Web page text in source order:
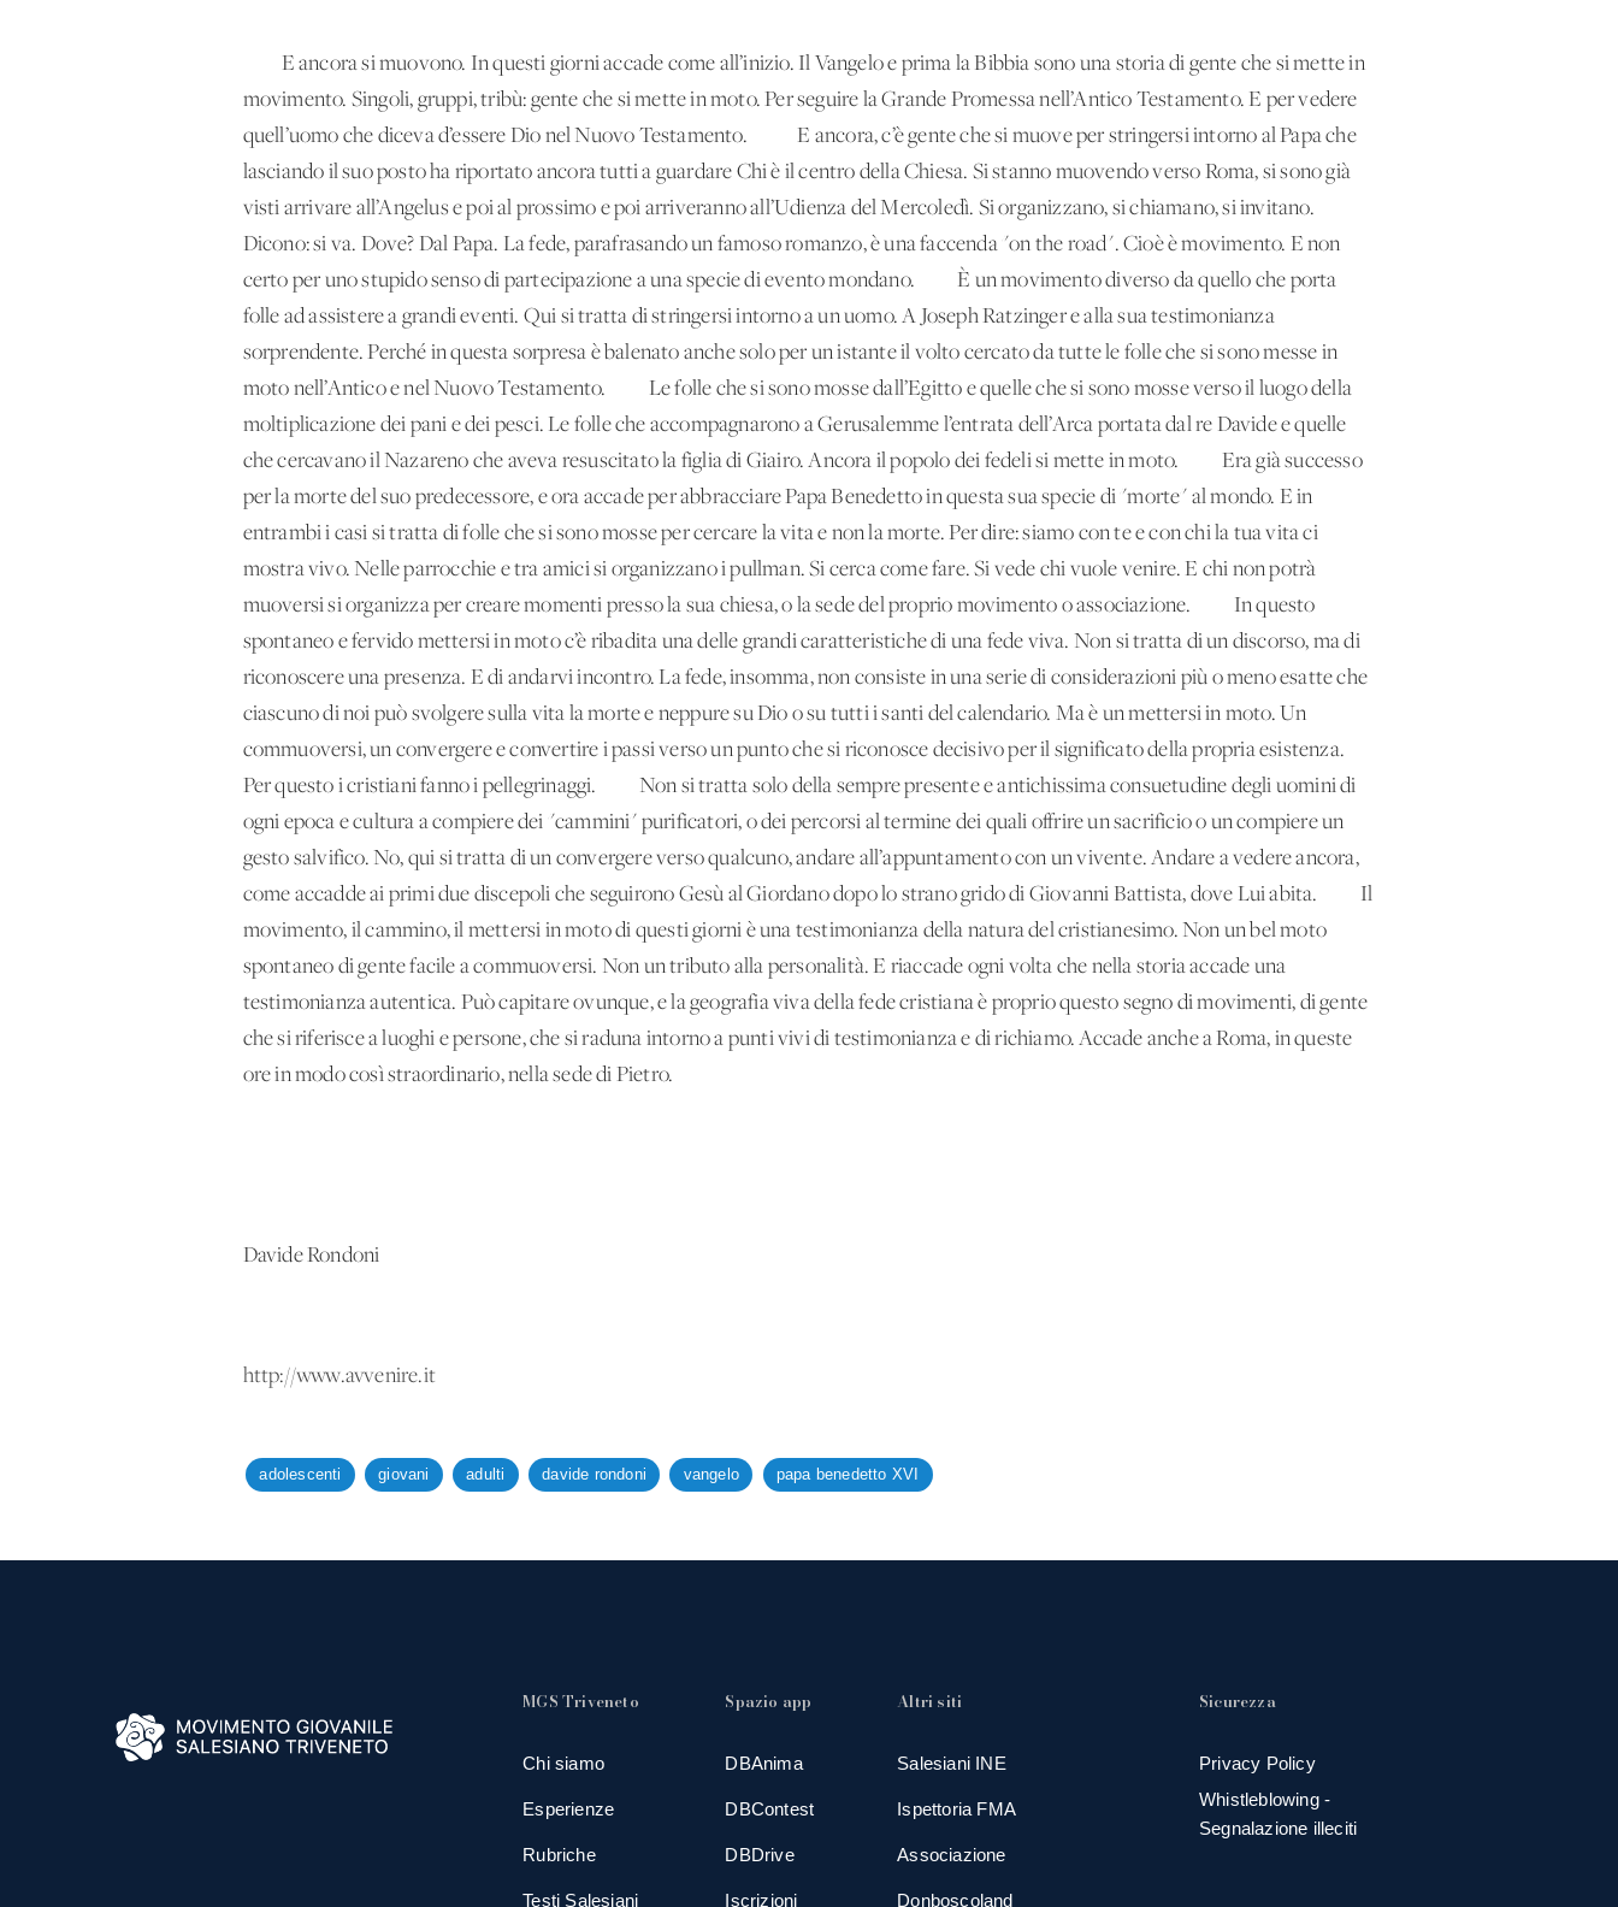
E ancora si muovono. In questi giorni accade come all’inizio. Il Vangelo e prima la Bibbia sono una storia di gente che si mette in
movimento. Singoli, gruppi, tribù: gente che si mette in moto. Per seguire la Grande Promessa nell’Antico Testamento. E per vedere
quell’uomo che diceva d’essere Dio nel Nuovo Testamento. E ancora, c’è gente che si muove per stringersi intorno al Papa che
lasciando il suo posto ha riportato ancora tutti a guardare Chi è il centro della Chiesa. Si stanno muovendo verso Roma, si sono già
visti arrivare all’Angelus e poi al prossimo e poi arriveranno all’Udienza del Mercoledì. Si organizzano, si chiamano, si invitano.
Dicono: si va. Dove? Dal Papa. La fede, parafrasando un famoso romanzo, è una faccenda "on the road". Cioè è movimento. E non
certo per uno stupido senso di partecipazione a una specie di evento mondano. È un movimento diverso da quello che porta
folle ad assistere a grandi eventi. Qui si tratta di stringersi intorno a un uomo. A Joseph Ratzinger e alla sua testimonianza
sorprendente. Perché in questa sorpresa è balenato anche solo per un istante il volto cercato da tutte le folle che si sono messe in
moto nell’Antico e nel Nuovo Testamento. Le folle che si sono mosse dall’Egitto e quelle che si sono mosse verso il luogo della
moltiplicazione dei pani e dei pesci. Le folle che accompagnarono a Gerusalemme l’entrata dell’Arca portata dal re Davide e quelle
che cercavano il Nazareno che aveva resuscitato la figlia di Giairo. Ancora il popolo dei fedeli si mette in moto. Era già successo
per la morte del suo predecessore, e ora accade per abbracciare Papa Benedetto in questa sua specie di "morte" al mondo. E in
entrambi i casi si tratta di folle che si sono mosse per cercare la vita e non la morte. Per dire: siamo con te e con chi la tua vita ci
mostra vivo. Nelle parrocchie e tra amici si organizzano i pullman. Si cerca come fare. Si vede chi vuole venire. E chi non potrà
muoversi si organizza per creare momenti presso la sua chiesa, o la sede del proprio movimento o associazione. In questo
spontaneo e fervido mettersi in moto c’è ribadita una delle grandi caratteristiche di una fede viva. Non si tratta di un discorso, ma di
riconoscere una presenza. E di andarvi incontro. La fede, insomma, non consiste in una serie di considerazioni più o meno esatte che
ciascuno di noi può svolgere sulla vita la morte e neppure su Dio o su tutti i santi del calendario. Ma è un mettersi in moto. Un
commuoversi, un convergere e convertire i passi verso un punto che si riconosce decisivo per il significato della propria esistenza.
Per questo i cristiani fanno i pellegrinaggi. Non si tratta solo della sempre presente e antichissima consuetudine degli uomini di
ogni epoca e cultura a compiere dei "cammini" purificatori, o dei percorsi al termine dei quali offrire un sacrificio o un compiere un
gesto salvifico. No, qui si tratta di un convergere verso qualcuno, andare all’appuntamento con un vivente. Andare a vedere ancora,
come accadde ai primi due discepoli che seguirono Gesù al Giordano dopo lo strano grido di Giovanni Battista, dove Lui abita. Il
movimento, il cammino, il mettersi in moto di questi giorni è una testimonianza della natura del cristianesimo. Non un bel moto
spontaneo di gente facile a commuoversi. Non un tributo alla personalità. E riaccade ogni volta che nella storia accade una
testimonianza autentica. Può capitare ovunque, e la geografia viva della fede cristiana è proprio questo segno di movimenti, di gente
che si riferisce a luoghi e persone, che si raduna intorno a punti vivi di testimonianza e di richiamo. Accade anche a Roma, in queste
ore in modo così straordinario, nella sede di Pietro.
Davide Rondoni
http://www.avvenire.it
adolescenti giovani adulti davide rondoni vangelo papa benedetto XVI
MGS Triveneto
Chi siamo
Esperienze
Rubriche
Testi Salesiani
Spazio app
DBAnima
DBContest
DBDrive
Iscrizioni
Altri siti
Salesiani INE
Ispettoria FMA
Associazione
Donboscoland
Sicurezza
Privacy Policy
Whistleblowing -
Segnalazione illeciti